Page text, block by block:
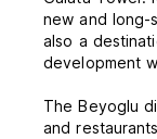
new and long-
also a
development
The Beyoglu
and